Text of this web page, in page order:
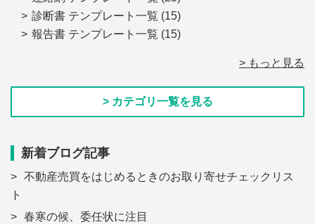
診断書 テンプレート一覧 (15)
報告書 テンプレート一覧 (15)
> もっと見る
> カテゴリ一覧を見る
新着ブログ記事
不動産売買をはじめるときのお取り寄せチェックリス
ト
春寒の候、委任状に注目